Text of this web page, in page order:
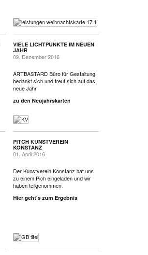
VIELE LICHTPUNKTE IM NEUEN
JAHR
09. Dezember 2016
ARTBASTARD Büro für Gestaltung
bedankt sich und freut sich auf das
neue Jahr
zu den Neujahrskarten
PITCH KUNSTVEREIN
KONSTANZ
01. April 2016
Der Kunstverein Konstanz hat uns
zu einem Pich eingeladen und wir
haben teilgenommen.
Hier geht's zum Ergebnis